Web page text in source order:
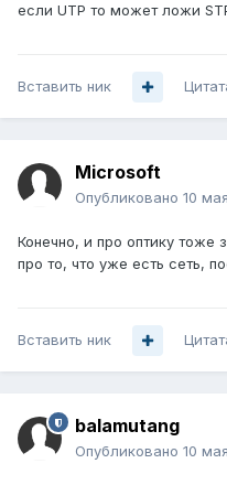
если UTP то может ложи
Вставить ник
Microsoft
Опубликовано 10
Конечно, и про оптику тоже
про то, что уже есть сеть,
Вставить ник
balamutang
Опубликовано 10